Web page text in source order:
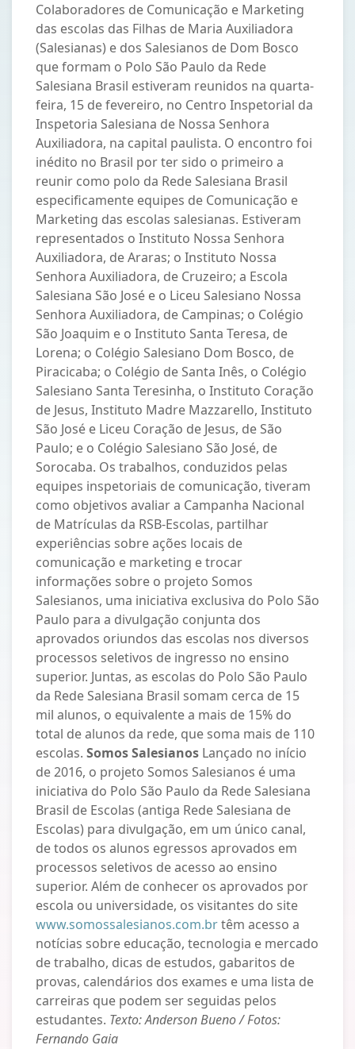
Colaboradores de Comunicação e Marketing
das escolas das Filhas de Maria Auxiliadora
(Salesianas) e dos Salesianos de Dom Bosco
que formam o Polo São Paulo da Rede
Salesiana Brasil estiveram reunidos na quarta-
feira, 15 de fevereiro, no Centro Inspetorial da
Inspetoria Salesiana de Nossa Senhora
Auxiliadora, na capital paulista. O encontro foi
inédito no Brasil por ter sido o primeiro a
reunir como polo da Rede Salesiana Brasil
especificamente equipes de Comunicação e
Marketing das escolas salesianas. Estiveram
representados o Instituto Nossa Senhora
Auxiliadora, de Araras; o Instituto Nossa
Senhora Auxiliadora, de Cruzeiro; a Escola
Salesiana São José e o Liceu Salesiano Nossa
Senhora Auxiliadora, de Campinas; o Colégio
São Joaquim e o Instituto Santa Teresa, de
Lorena; o Colégio Salesiano Dom Bosco, de
Piracicaba; o Colégio de Santa Inês, o Colégio
Salesiano Santa Teresinha, o Instituto Coração
de Jesus, Instituto Madre Mazzarello, Instituto
São José e Liceu Coração de Jesus, de São
Paulo; e o Colégio Salesiano São José, de
Sorocaba. Os trabalhos, conduzidos pelas
equipes inspetoriais de comunicação, tiveram
como objetivos avaliar a Campanha Nacional
de Matrículas da RSB-Escolas, partilhar
experiências sobre ações locais de
comunicação e marketing e trocar
informações sobre o projeto Somos
Salesianos, uma iniciativa exclusiva do Polo São
Paulo para a divulgação conjunta dos
aprovados oriundos das escolas nos diversos
processos seletivos de ingresso no ensino
superior. Juntas, as escolas do Polo São Paulo
da Rede Salesiana Brasil somam cerca de 15
mil alunos, o equivalente a mais de 15% do
total de alunos da rede, que soma mais de 110
escolas. Somos Salesianos Lançado no início
de 2016, o projeto Somos Salesianos é uma
iniciativa do Polo São Paulo da Rede Salesiana
Brasil de Escolas (antiga Rede Salesiana de
Escolas) para divulgação, em um único canal,
de todos os alunos egressos aprovados em
processos seletivos de acesso ao ensino
superior. Além de conhecer os aprovados por
escola ou universidade, os visitantes do site
www.somossalesianos.com.brtêm acesso a
notícias sobre educação, tecnologia e mercado
de trabalho, dicas de estudos, gabaritos de
provas, calendários dos exames e uma lista de
carreiras que podem ser seguidas pelos
estudantes. Texto: Anderson Bueno / Fotos:
Fernando Gaia